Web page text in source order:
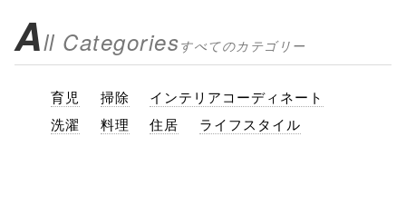
All Categoriesすべてのカテゴリー
育児 掃除
インテリアコーディネート
洗濯
料理 住居 ライフスタイル